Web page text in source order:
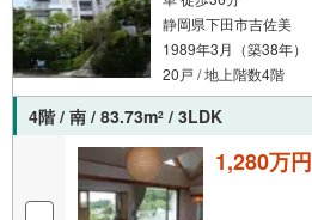
静岡県下田市吉佐美
1989年3月（築38年）
20戸 / 地上階数4階
4階 / 南 / 83.73m2 / 3LDK
1,280万円